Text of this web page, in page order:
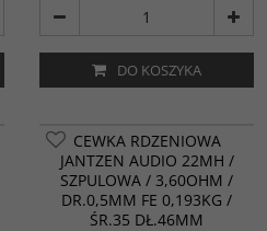
DO KOSZYKA
CEWKA RDZENIOWA
JANTZEN AUDIO 22MH /
SZPULOWA / 3,60OHM /
DR.0,5MM FE 0,193KG /
ŚR.35 DŁ.46MM